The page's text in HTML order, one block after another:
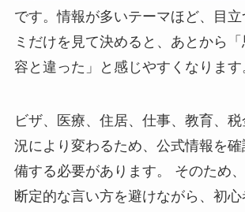
です。情報が多いテーマほど、目立
ミだけを見て決めると、あとから
容と違った」と感じやすくなります
ビザ、医療、住居、仕事、教育、
況により変わるため、公式情報を
備する必要があります。 そのため
断定的な言い方を避けながら、初心